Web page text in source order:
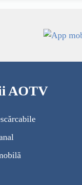
AOTV